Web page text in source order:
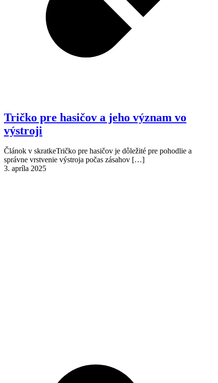
Tričko pre hasičov a jeho význam vo
výstroji
Článok v skratkeTričko pre hasičov je dôležité pre pohodlie a
správne vrstvenie výstroja počas zásahov […]
3. apríla 2025